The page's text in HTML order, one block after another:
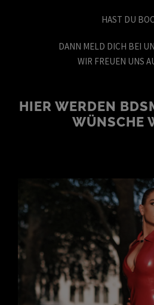
HAST DU
DANN MELD DICH BEI
WIR FREUEN UNS
HIER WERDEN
WÜNSCHE